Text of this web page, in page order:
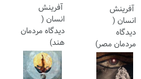
آفرینش
انسان (
دیدگاه
مردمان مصر)
آفرینش
انسان (
دیدگاه مردمان
هند)